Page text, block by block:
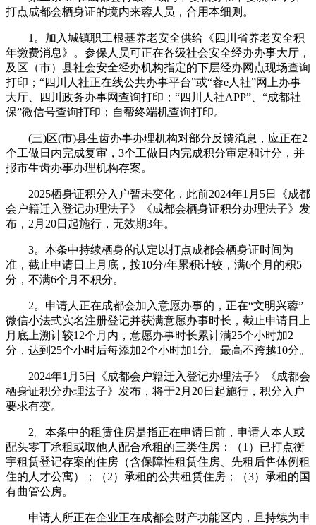
打点成都会栖身证的境内来蓉人员，合用本细则。
1。加入城镇职工根基养老安全供给《四川省养老安全积
年缴费消息》。参保人员可正在各级社会安全经办办事大厅，
及区（市）县社会安全经办机构指定的下层经办网点现场查询
打印；“四川人社正在线公共办事平台”或“蓉e人社”网上办事
大厅、四川政务办事网查询打印；“四川人社APP”、“成都社
保”微信号查询打印；自帮终端机查询打印。
(三)区(市)县生齿办事办理机构对部分反馈消息，应正在2
个工做日内完成复审，3个工做日内完成积分审定和计分，并
报市生齿办事办理机构存案。
2025栖身证积分入户暂未变化，此前2024年1月5日《成都
会户籍迁入登记办理法子》《成都会栖身证积分办理法子》发
布，2月20日起施行，无效期3年。
3。本条中持续栖身的认定以打点成都会栖身证时间为
准，截止申请日上月底，按10分/年累积计较，满6个月的积5
分，不满6个月不积分。
2。申请人正在成都会加入意愿办事的，正在“文明兴蓉”
微信小法式实名注册登记并获满意愿办事时长，截止申请日上
月底上溯计较12个月内，意愿办事时长累计满25个小时加2
分，达到25个小时后每添加2个小时加1分。最高不跨越10分。
2024年1月5日《成都会户籍迁入登记办理法子》《成都会
栖身证积分办理法子》发布，将于2月20日起施行，积分入户
要求有变。
2。本条中的租赁住房是指正在申请日前，申请人本人或
配头零丁承租或取他人配合承租的三类住房：（1）已打点衡
宇租赁登记存案的住房（含保障性租赁住房、先租后售体例租
住的人才公寓）；（2）承租的公共租赁住房；（3）承租的国
有曲管公房。
申请人所正在企业正在成都会财产功能区内，且持续为申